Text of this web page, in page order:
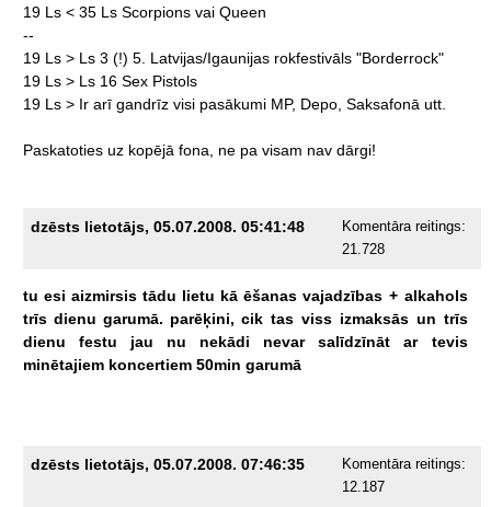
19 Ls < 35 Ls Scorpions vai Queen
--
19 Ls > Ls 3 (!) 5. Latvijas/Igaunijas rokfestivāls "Borderrock"
19 Ls > Ls 16 Sex Pistols
19 Ls > Ir arī gandrīz visi pasākumi MP, Depo, Saksafonā utt.
Paskatoties uz kopējā fona, ne pa visam nav dārgi!
dzēsts lietotājs, 05.07.2008. 05:41:48
Komentāra reitings:
21.728
tu esi aizmirsis tādu lietu kā ēšanas vajadzības + alkahols
trīs dienu garumā. parēķini, cik tas viss izmaksās un trīs
dienu
festu jau nu nekādi nevar salīdzīnāt ar
tevis
minētajiem koncertiem 50min garumā
dzēsts lietotājs, 05.07.2008. 07:46:35
Komentāra reitings:
12.187